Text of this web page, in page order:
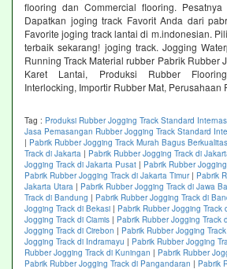
flooring dan Commercial flooring.
Dapatkan joging track Favorit Anda dari
Favorite joging track lantai di m.indonesian.
terbaik sekarang! joging track. Jogging
Running Track Material rubber Pabrik Rubber
Karet Lantai, Produksi Rubber
Interlocking, Importir Rubber Mat, Perusahaan
Tag : Produksi Rubber Jogging Track Standard
Jasa Pemasangan Rubber Jogging Track Standard
| Pabrik Rubber Jogging Track Murah Bagus Berkualitas
Track di Jakarta | Pabrik Rubber Jogging Track di
Jogging Track di Jakarta Pusat | Pabrik Rubber
Pabrik Rubber Jogging Track di Jakarta Timur| Pabrik
Jakarta Utara | Pabrik Rubber Jogging Track di Jawa
Track di Bandung | Pabrik Rubber Jogging Track di
Jogging Track di Bekasi | Pabrik Rubber Jogging Track
Jogging Track di Ciamis | Pabrik Rubber Jogging Track
Jogging Track di Cirebon | Pabrik Rubber Jogging
Jogging Track di Indramayu | Pabrik Rubber Jogging
Rubber Jogging Track di Kuningan | Pabrik Rubber
Pabrik Rubber Jogging Track di Pangandaran | Pabrik